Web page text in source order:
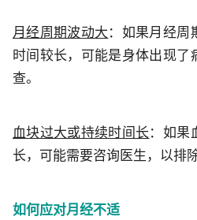
月经周期波动大 ：如果月经周
时间较长，可能是身体出现了
查。
血块过大或持续时间长 ：如果
长，可能需要咨询医生，以排
如何应对月经不适